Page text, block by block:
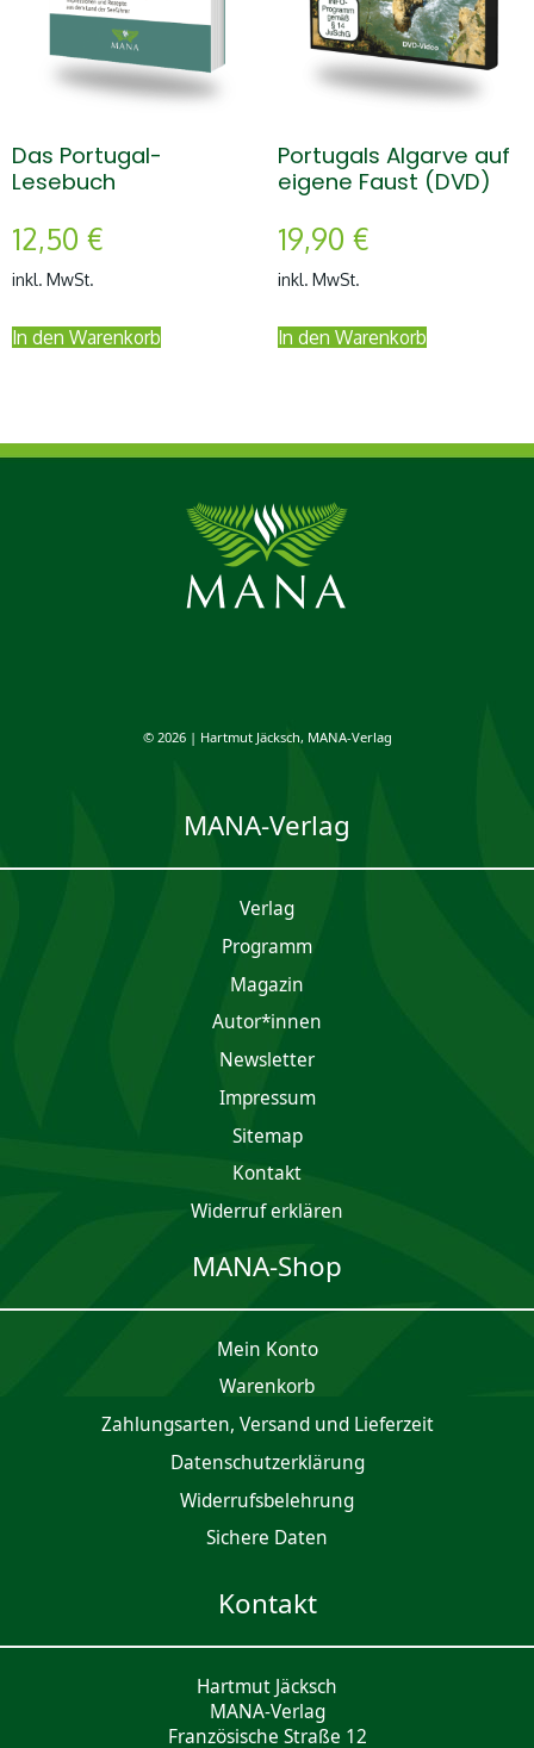
Das Portugal-
Lesebuch
12,50 €
inkl. MwSt.
In den Warenkorb
Portugals Algarve auf
eigene Faust (DVD)
19,90 €
inkl. MwSt.
In den Warenkorb
© 2026 | Hartmut Jäcksch, MANA-Verlag
MANA-Verlag
Verlag
Programm
Magazin
Autor*innen
Newsletter
Impres­sum
Sitemap
Kontakt
Widerruf erklären
MANA-Shop
Mein Konto
Waren­korb
Zahlungsarten, Versand und Lieferzeit
Daten­schutz­er­klärung
Widerrufsbelehrung
Sichere Daten
Kontakt
Hartmut Jäcksch
MANA-Verlag
Französische Straße 12